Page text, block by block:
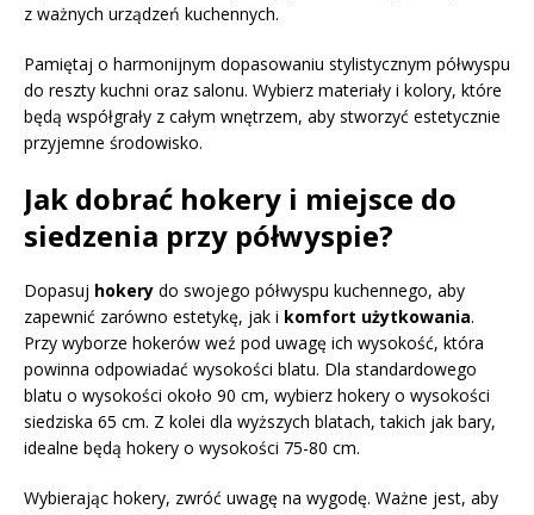
z ważnych urządzeń kuchennych.
Pamiętaj o harmonijnym dopasowaniu stylistycznym półwyspu
do reszty kuchni oraz salonu. Wybierz materiały i kolory, które
będą współgrały z całym wnętrzem, aby stworzyć estetycznie
przyjemne środowisko.
Jak dobrać hokery i miejsce do
siedzenia przy półwyspie?
Dopasuj hokery do swojego półwyspu kuchennego, aby
zapewnić zarówno estetykę, jak i komfort użytkowania.
Przy wyborze hokerów weź pod uwagę ich wysokość, która
powinna odpowiadać wysokości blatu. Dla standardowego
blatu o wysokości około 90 cm, wybierz hokery o wysokości
siedziska 65 cm. Z kolei dla wyższych blatach, takich jak bary,
idealne będą hokery o wysokości 75-80 cm.
Wybierając hokery, zwróć uwagę na wygodę. Ważne jest, aby